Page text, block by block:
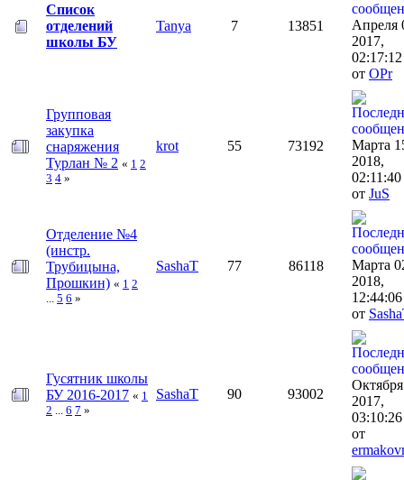
Список
отделений
школы БУ
Tanya 7 13851
Апреля
2017,
от OPr
Групповая
закупка
снаряжения
Турлан № 2 « 1 2
3 4 »
krot 55 73192
Марта
2018,
от JuS
Отделение №4
(инстр.
Трубицына,
Прошкин) « 1 2
5 6 »
SashaT 77 86118
Марта
2018,
от
Гусятник школы
БУ 2016-2017 « 1
2
6 7 »
SashaT 90 93002
2017,
от